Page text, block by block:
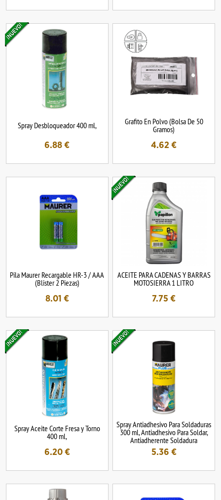
Spray Desbloqueador 400 ml,
6.88 €
Grafito En Polvo (Bolsa De 50
Gramos)
4.62 €
Pila Maurer Recargable HR-3 / AAA
(Blister 2 Piezas)
8.01 €
ACEITE PARA CADENAS Y BARRAS
MOTOSIERRA 1 LITRO
7.75 €
Spray Aceite Corte Fresa y Torno
400 ml,
6.20€
Spray Antiadhesivo Para Soldaduras
300 ml, Antiadhesivo Para Soldar,
Antiadherente Soldadura
5.36 €